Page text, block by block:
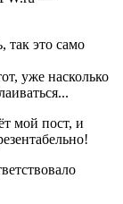
так это само
уже насколько
мой пост, и